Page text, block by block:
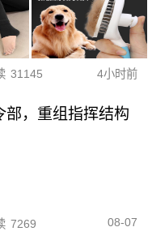
31145 4小时前
部，重组指挥结构
7269 08-07